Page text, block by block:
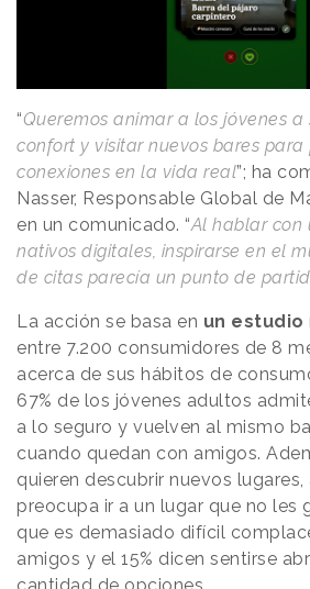
“Queremos animar a los jóvenes
confort y visitar nuevos bares
conexiones en la vida real”; ha
Nasser, Responsable Global de
en un comunicado. “Al hablar con
nativos digitales, inspirarse en el
de citas parecía un punto de
La acción se basa en un estudio
entre 7.200 consumidores de 8
acerca de sus hábitos de
67% de los jóvenes adultos
a lo seguro y vuelven al mismo
cuando quedan con amigos.
quieren descubrir nuevos lugares,
preocupa ir a un lugar que no les
que es demasiado difícil
amigos y el 15% dicen sentirse